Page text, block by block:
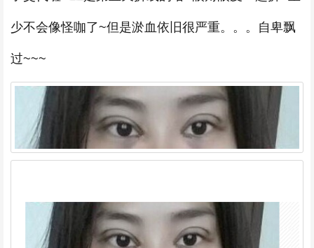
少不会像怪咖了~但是淤血依旧很严重。。。自卑飘
过~~~